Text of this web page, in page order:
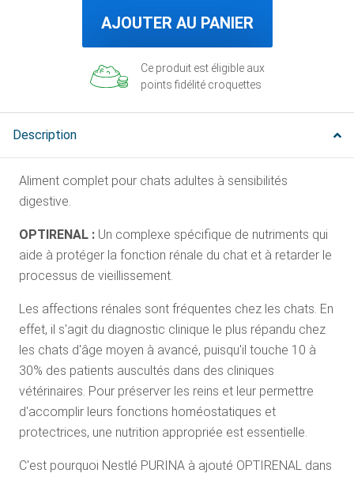
AJOUTER AU PANIER
Ce produit est éligible aux
points fidélité croquettes
Description
Aliment complet pour chats adultes à sensibilités
digestive.
OPTIRENAL : Un complexe spécifique de nutriments qui
aide à protéger la fonction rénale du chat et à retarder le
processus de vieillissement.
Les affections rénales sont fréquentes chez les chats. En
effet, il s'agit du diagnostic clinique le plus répandu chez
les chats d'âge moyen à avancé, puisqu'il touche 10 à
30% des patients auscultés dans des cliniques
vétérinaires. Pour préserver les reins et leur permettre
d'accomplir leurs fonctions homéostatiques et
protectrices, une nutrition appropriée est essentielle.
C'est pourquoi Nestlé PURINA à ajouté OPTIRENAL dans